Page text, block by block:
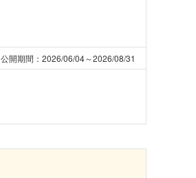
公開期間：2026/06/04～2026/08/31